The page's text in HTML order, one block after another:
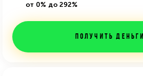
от 0% до 292%
Получить деньги